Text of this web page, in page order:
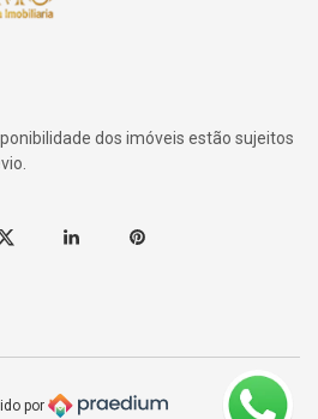
dos imóveis estão sujeitos
Linkedin Pinterest
por